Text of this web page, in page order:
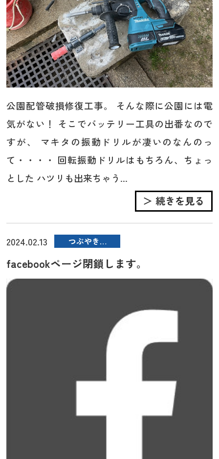
公園配管破損修復工事。 そんな際に公園には電
気がない！ そこでバッテリー工具の出番なので
すが、 マキタの振動ドリルが凄いのなんのっ
て・・・・ 回転振動ドリルはもちろん、ちょっ
とした ハツリも出来ちゃう...
＞ 続きを見る
2024.02.13 つぶやき…
facebookページ閉鎖します。